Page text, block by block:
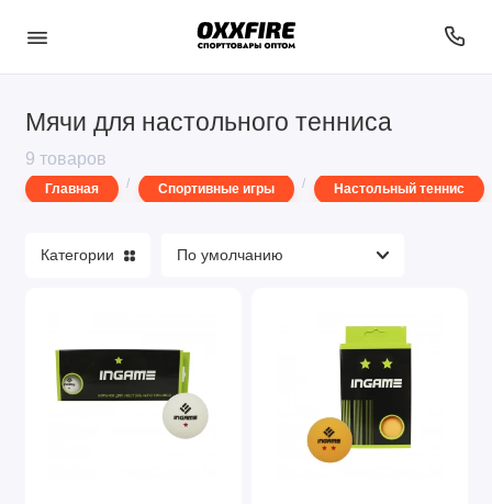
Мячи для настольного тенниса
9 товаров
Главная Спортивные игры Настольный теннис
Аксессуары
Бадминтон
Большой теннис
Гандбол
Другие виды игр
Категории